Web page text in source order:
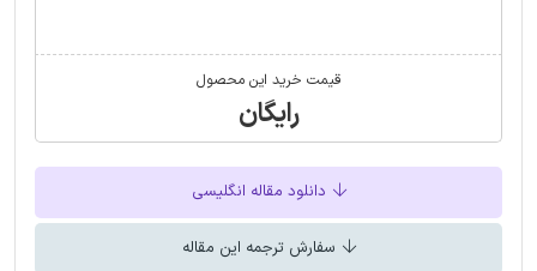
قیمت خرید این محصول
رایگان
دانلود مقاله انگلیسی
سفارش ترجمه این مقاله